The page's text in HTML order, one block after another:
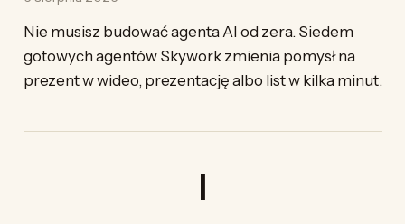
Nie musisz budować agenta AI od zera. Siedem
gotowych agentów Skywork zmienia pomysł na
prezent w wideo, prezentację albo list w kilka minut.